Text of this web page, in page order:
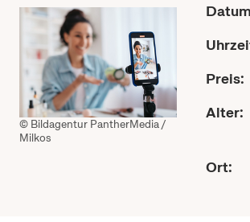
© Bildagentur PantherMedia /
Milkos
Preis:
Alter:
Ort: